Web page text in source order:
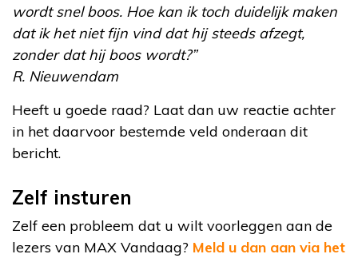
wordt snel boos. Hoe kan ik toch duidelijk maken
dat ik het niet fijn vind dat hij steeds afzegt,
zonder dat hij boos wordt?”
R. Nieuwendam
Heeft u goede raad? Laat dan uw reactie achter
in het daarvoor bestemde veld onderaan dit
bericht.
Zelf insturen
Zelf een probleem dat u wilt voorleggen aan de
lezers van MAX Vandaag? Meld u dan aan via het